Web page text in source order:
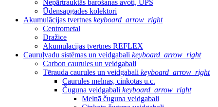
Nepārtrauktās barošanas avoti, UPS
Ūdensapgādes kolektori
Akumulācijas tvertnes keyboard_arrow_right
Centrometal
Dražice
Akumulācijas tvertnes REFLEX
Cauruļvadu sistēmas un veidgabali keyboard_arrow_right
Carbon caurules un veidgabali
Tērauda caurules un veidgabali keyboard_arrow_right
Caurules melnas, cinkotas u.c.
Čuguna veidgabali keyboard_arrow_right
Melnā čuguna veidgabali